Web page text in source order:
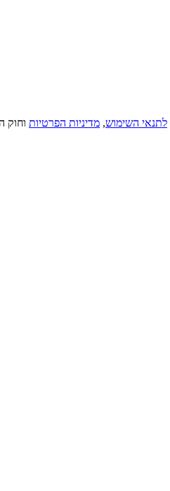
לתנאי השימוש, מדיניות הפרטיות וחוק